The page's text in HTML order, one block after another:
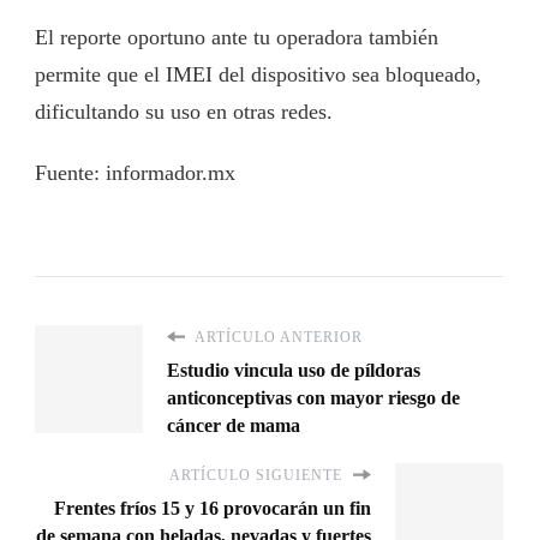
El reporte oportuno ante tu operadora también
permite que el IMEI del dispositivo sea bloqueado,
dificultando su uso en otras redes.
Fuente: informador.mx
ARTÍCULO ANTERIOR
Estudio vincula uso de píldoras
anticonceptivas con mayor riesgo de
cáncer de mama
ARTÍCULO SIGUIENTE
Frentes fríos 15 y 16 provocarán un fin
de semana con heladas, nevadas y fuertes